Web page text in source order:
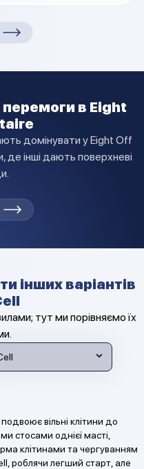
перемоги в Eight
домінувати у Eight Off
інші дають поверхневі
інших варіантів
тут ми порівняємо їх
вільні клітини до
стосами однієї масті,
клітинами та чергуванням
роблячи легший старт, але